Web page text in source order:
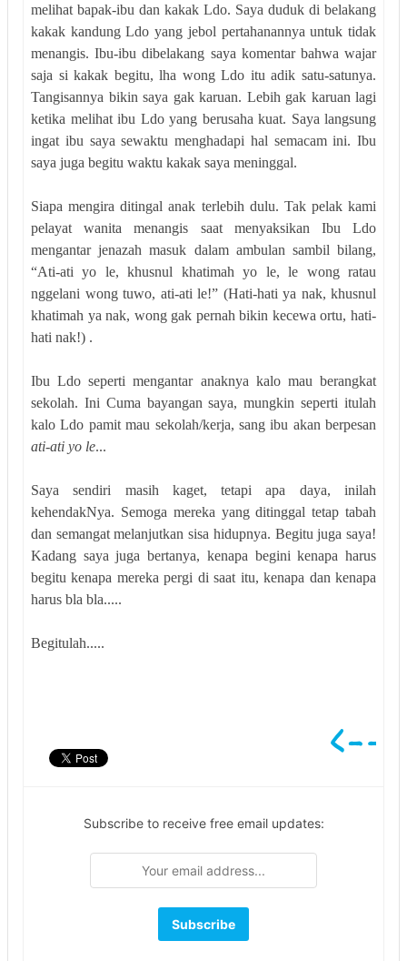
melihat bapak-ibu dan kakak Ldo. Saya duduk di belakang
kakak kandung Ldo yang jebol pertahanannya untuk tidak
menangis. Ibu-ibu dibelakang saya komentar bahwa wajar
saja si kakak begitu, lha wong Ldo itu adik satu-satunya.
Tangisannya bikin saya gak karuan. Lebih gak karuan lagi
ketika melihat ibu Ldo yang berusaha kuat. Saya langsung
ingat ibu saya sewaktu menghadapi hal semacam ini. Ibu
saya juga begitu waktu kakak saya meninggal.
Siapa mengira ditingal anak terlebih dulu. Tak pelak kami
pelayat wanita menangis saat menyaksikan Ibu Ldo
mengantar jenazah masuk dalam ambulan sambil bilang,
“Ati-ati yo le, khusnul khatimah yo le, le wong ratau
nggelani wong tuwo, ati-ati le!” (Hati-hati ya nak, khusnul
khatimah ya nak, wong gak pernah bikin kecewa ortu, hati-
hati nak!) .
Ibu Ldo seperti mengantar anaknya kalo mau berangkat
sekolah. Ini Cuma bayangan saya, mungkin seperti itulah
kalo Ldo pamit mau sekolah/kerja, sang ibu akan berpesan
ati-ati yo le...
Saya sendiri masih kaget, tetapi apa daya, inilah
kehendakNya. Semoga mereka yang ditinggal tetap tabah
dan semangat melanjutkan sisa hidupnya. Begitu juga saya!
Kadang saya juga bertanya, kenapa begini kenapa harus
begitu kenapa mereka pergi di saat itu, kenapa dan kenapa
harus bla bla.....
Begitulah.....
Subscribe to receive free email updates: